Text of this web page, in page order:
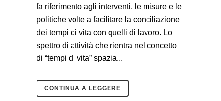
fa riferimento agli interventi, le misure e le
politiche volte a facilitare la conciliazione
dei tempi di vita con quelli di lavoro. Lo
spettro di attività che rientra nel concetto
di “tempi di vita” spazia...
CONTINUA A LEGGERE